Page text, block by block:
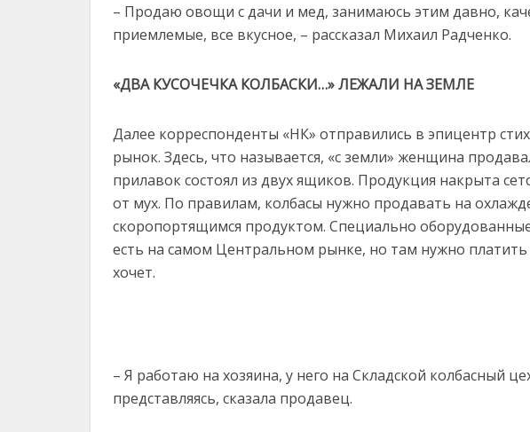
– Продаю овощи с дачи и мед, занимаюсь этим давно,
приемлемые, все вкусное, – рассказал Михаил Радченко.
«ДВА КУСОЧЕЧКА КОЛБАСКИ…» ЛЕЖАЛИ НА ЗЕМЛЕ
Далее корреспонденты «НК» отправились в эпицентр
рынок. Здесь, что называется, «с земли» женщина
прилавок состоял из двух ящиков. Продукция накрыта
от мух. По правилам, колбасы нужно продавать на
скоропортящимся продуктом. Специально
есть на самом Центральном рынке, но там нужно платить
хочет.
– Я работаю на хозяина, у него на Складской колбасный
представляясь, сказала продавец.